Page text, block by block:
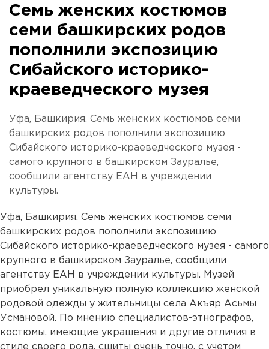
Семь женских костюмов
семи башкирских родов
пополнили экспозицию
Сибайского историко-
краеведческого музея
Уфа, Башкирия. Семь женских костюмов семи
башкирских родов пополнили экспозицию
Сибайского историко-краеведческого музея -
самого крупного в башкирском Зауралье,
сообщили агентству ЕАН в учреждении
культуры.
Уфа, Башкирия. Семь женских костюмов семи
башкирских родов пополнили экспозицию
Сибайского историко-краеведческого музея - самого
крупного в башкирском Зауралье, сообщили
агентству ЕАН в учреждении культуры. Музей
приобрел уникальную полную коллекцию женской
родовой одежды у жительницы села Акъяр Асьмы
Усмановой. По мнению специалистов-этнографов,
костюмы, имеющие украшения и другие отличия в
стиле своего рода, сшиты очень точно, с учетом